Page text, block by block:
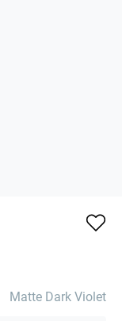
Matte Dark Violet